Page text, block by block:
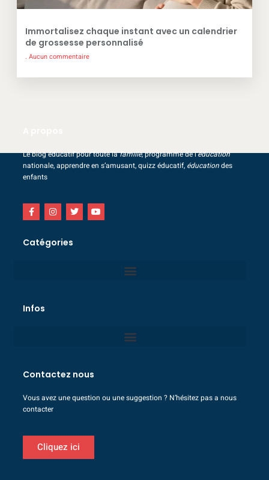
Immortalisez chaque instant avec un calendrier
de grossesse personnalisé
Aucun commentaire
Le blog éducatif pour toute lafamille, programme de l’éducation
nationale, apprendre en s’amusant, quizz éducatif, éducationdes
enfants
Catégories
Infos
Contactez nous
Vous avez une question ou une suggestion ? N’hésitez pas a nous
contacter
Cliquez ici